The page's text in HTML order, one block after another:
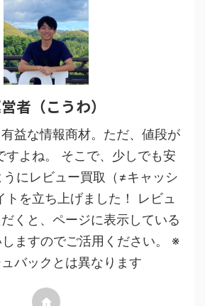
者（こうわ）
益な情報商材。ただ、値段が
すよね。 そこで、少しでも安
うにレビュー買取（≠キャッシ
トを立ち上げました！ レビュ
くと、ページに表示している
ますのでご活用ください。 ※
バックとは異なります